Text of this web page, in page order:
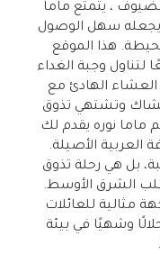
، يتمتع ماما
يجعله سهل الوصول
هذا الموقع
لتناول وجبة الغداء
الهادئ مع
وتشتهي تذوق
ماما نوره يقدم لك
الأصيلة.
بل هي رحلة تذوق
قلب الشرق الأوسط.
مثالية للعائلات
وشهيًا في بيئة